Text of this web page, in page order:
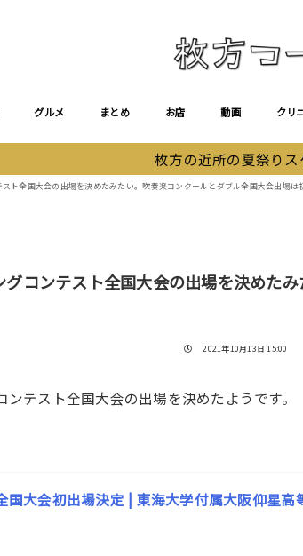
グルメ まとめ お店 動画 クリ
枚方の近所の夏祭り
ト全国大会の出場を決めたみたい。吹奏楽コンクールとダブル全国大会出場は
コンテスト全国大会の出場を決めた
投稿日
2021年10月13日 15:00
テスト全国大会の出場を決めたようです。
国大会初出場決定 | 東海大学付属大阪仰星高